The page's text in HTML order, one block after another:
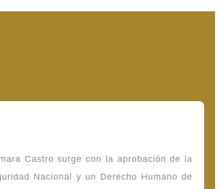
Castro surge con la aprobación de la
Nacional y un Derecho Humano de